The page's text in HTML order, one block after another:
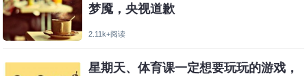
梦魇，央视道歉
2.11k+阅读
星期天、体育课一定想要玩玩的游戏，